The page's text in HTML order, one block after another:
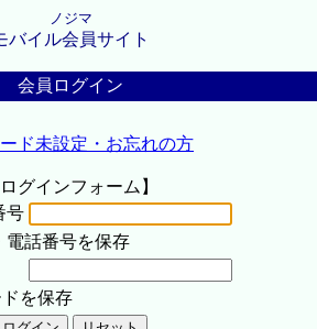
ノジマ
バイル会員サイト
会員ログイン
ド未設定・お忘れの方
ログインフォーム】
号
電話番号を保存
を保存